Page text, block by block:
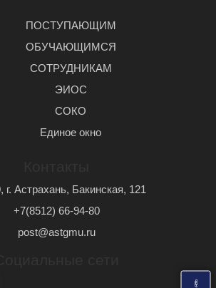
ПОСТУПАЮЩИМ
ОБУЧАЮЩИМСЯ
СОТРУДНИКАМ
ЭИОС
СОКО
Единое окно
г. Астрахань, Бакинская, 121
+7(8512) 66-94-80
post@astgmu.ru